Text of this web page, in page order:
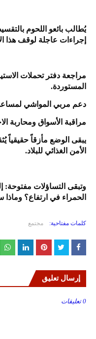
يُطالب بائعو اللحوم
إجراءات عاجلة لوقف هذا
مراجعة دفتر تحملات
المستوردة.
دعم مربي المواشي
مراقبة الأسواق ومحاربة
يبقى الوضع مأزقاً حقيقياً
الأمن الغذائي للبلاد.
وتبقى التساؤلات
الحمراء في ارتفاع؟
كلمات مفتاحية: مجتمع
إرسال تعليق
0 تعليقات